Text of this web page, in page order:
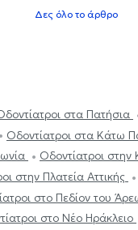
Δες όλο το άρθρο
στα Πατήσια
Οδοντίατροι στα Κάτω
Οδοντίατροι στην
στην Πλατεία Αττικής
στο Πεδίον του
στο Νέο Ηράκλειο